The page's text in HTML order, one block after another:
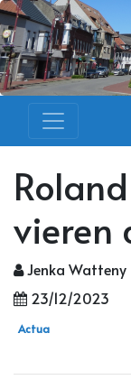
vieren
Jenka Watteny
23/12/2023
Actua